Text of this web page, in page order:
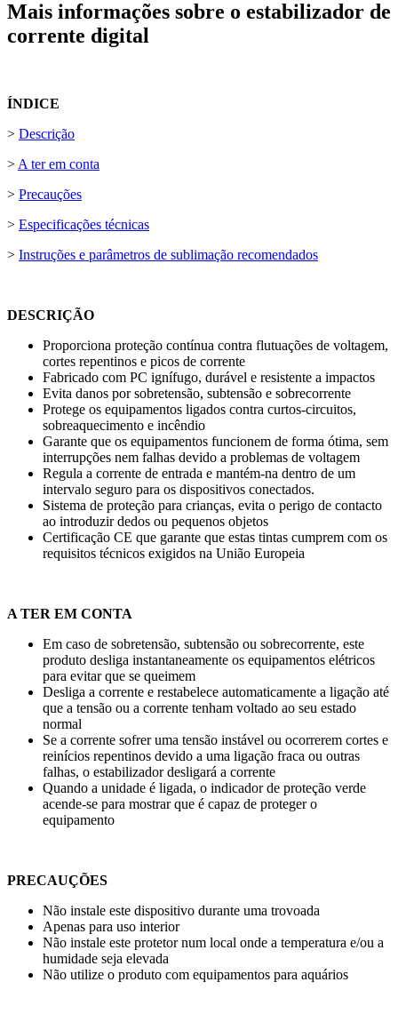
Mais informações sobre o estabilizador de
corrente digital
ÍNDICE
> Descrição
> A ter em conta
> Precauções
> Especificações técnicas
> Instruções e parâmetros de sublimação recomendados
DESCRIÇÃO
Proporciona proteção contínua contra flutuações de voltagem,
cortes repentinos e picos de corrente
Fabricado com PC ignífugo, durável e resistente a impactos
Evita danos por sobretensão, subtensão e sobrecorrente
Protege os equipamentos ligados contra curtos-circuitos,
sobreaquecimento e incêndio
Garante que os equipamentos funcionem de forma ótima, sem
interrupções nem falhas devido a problemas de voltagem
Regula a corrente de entrada e mantém-na dentro de um
intervalo seguro para os dispositivos conectados.
Sistema de proteção para crianças, evita o perigo de contacto
ao introduzir dedos ou pequenos objetos
Certificação CE que garante que estas tintas cumprem com os
requisitos técnicos exigidos na União Europeia
A TER EM CONTA
Em caso de sobretensão, subtensão ou sobrecorrente, este
produto desliga instantaneamente os equipamentos elétricos
para evitar que se queimem
Desliga a corrente e restabelece automaticamente a ligação até
que a tensão ou a corrente tenham voltado ao seu estado
normal
Se a corrente sofrer uma tensão instável ou ocorrerem cortes e
reinícios repentinos devido a uma ligação fraca ou outras
falhas, o estabilizador desligará a corrente
Quando a unidade é ligada, o indicador de proteção verde
acende-se para mostrar que é capaz de proteger o
equipamento
PRECAUÇÕES
Não instale este dispositivo durante uma trovoada
Apenas para uso interior
Não instale este protetor num local onde a temperatura e/ou a
humidade seja elevada
Não utilize o produto com equipamentos para aquários